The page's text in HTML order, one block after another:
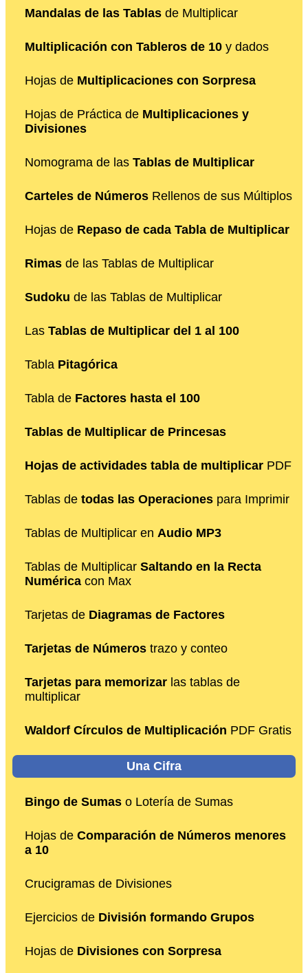
Mandalas de las Tablas de Multiplicar
Multiplicación con Tableros de 10 y dados
Hojas de Multiplicaciones con Sorpresa
Hojas de Práctica de Multiplicaciones y
Divisiones
Nomograma de las Tablas de Multiplicar
Carteles de Números Rellenos de sus Múltiplos
Hojas de Repaso de cada Tabla de Multiplicar
Rimas de las Tablas de Multiplicar
Sudoku de las Tablas de Multiplicar
Las Tablas de Multiplicar del 1 al 100
Tabla Pitagórica
Tabla de Factores hasta el 100
Tablas de Multiplicar de Princesas
Hojas de actividades tabla de multiplicar PDF
Tablas de todas las Operaciones para Imprimir
Tablas de Multiplicar en Audio MP3
Tablas de Multiplicar Saltando en la Recta
Numérica con Max
Tarjetas de Diagramas de Factores
Tarjetas de Números trazo y conteo
Tarjetas para memorizar las tablas de
multiplicar
Waldorf Círculos de Multiplicación PDF Gratis
Una Cifra
Bingo de Sumas o Lotería de Sumas
Hojas de Comparación de Números menores
a 10
Crucigramas de Divisiones
Ejercicios de División formando Grupos
Hojas de Divisiones con Sorpresa